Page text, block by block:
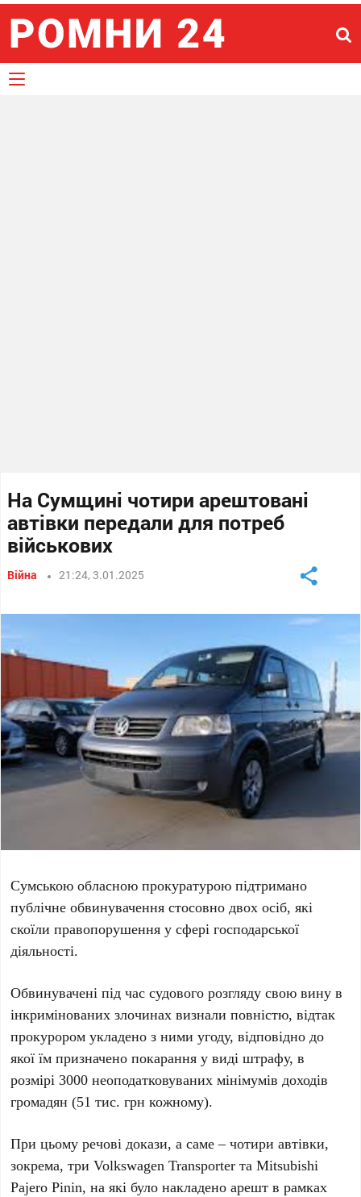
На Сумщині чотири арештовані
автівки передали для потреб
військових
Війна 21:24, 3.01.2025
Сумською обласною прокуратурою підтримано
публічне обвинувачення стосовно двох осіб, які
скоїли правопорушення у сфері господарської
діяльності.
Обвинувачені під час судового розгляду свою вину в
інкримінованих злочинах визнали повністю, відтак
прокурором укладено з ними угоду, відповідно до
якої їм призначено покарання у виді штрафу, в
розмірі 3000 неоподатковуваних мінімумів доходів
громадян (51 тис. грн кожному).
При цьому речові докази, а саме – чотири автівки,
зокрема, три Volkswagen Transporter та Mitsubishi
Pajero Pinin, на які було накладено арешт в рамках